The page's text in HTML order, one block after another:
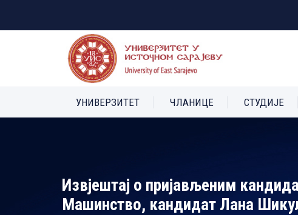
УНИВЕРЗИТЕТ ЧЛАНИЦЕ СТУДИЈЕ
Извјештај о пријављеним
Машинство, кандидат Лана